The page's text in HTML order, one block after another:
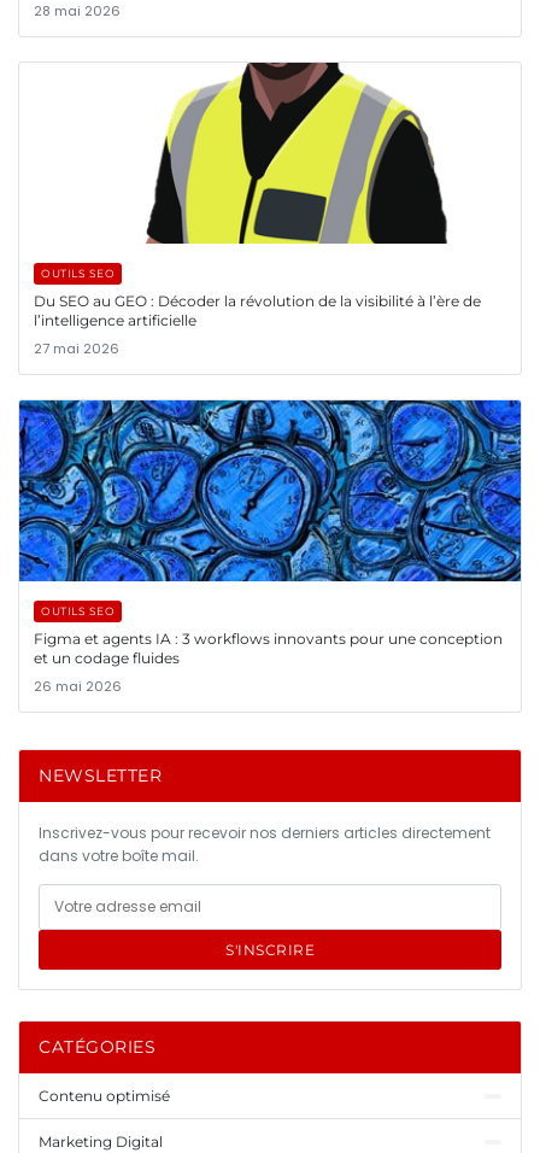
28 mai 2026
OUTILS SEO
Du SEO au GEO : Décoder la révolution de la visibilité à l’ère de
l’intelligence artificielle
27 mai 2026
OUTILS SEO
Figma et agents IA : 3 workflows innovants pour une conception
et un codage fluides
26 mai 2026
NEWSLETTER
Inscrivez-vous pour recevoir nos derniers articles directement
dans votre boîte mail.
S'INSCRIRE
CATÉGORIES
Contenu optimisé
Marketing Digital